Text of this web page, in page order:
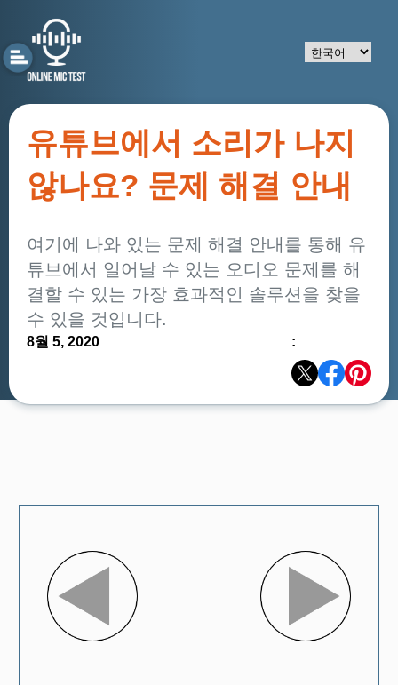
유튜브에서 소리가 나지
않나요? 문제 해결 안내
여기에 나와 있는 문제 해결 안내를 통해 유
튜브에서 일어날 수 있는 오디오 문제를 해
결할 수 있는 가장 효과적인 솔루션을 찾을
수 있을 것입니다.
8월 5, 2020 :